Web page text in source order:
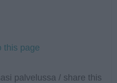
this page
palvelussa / share this